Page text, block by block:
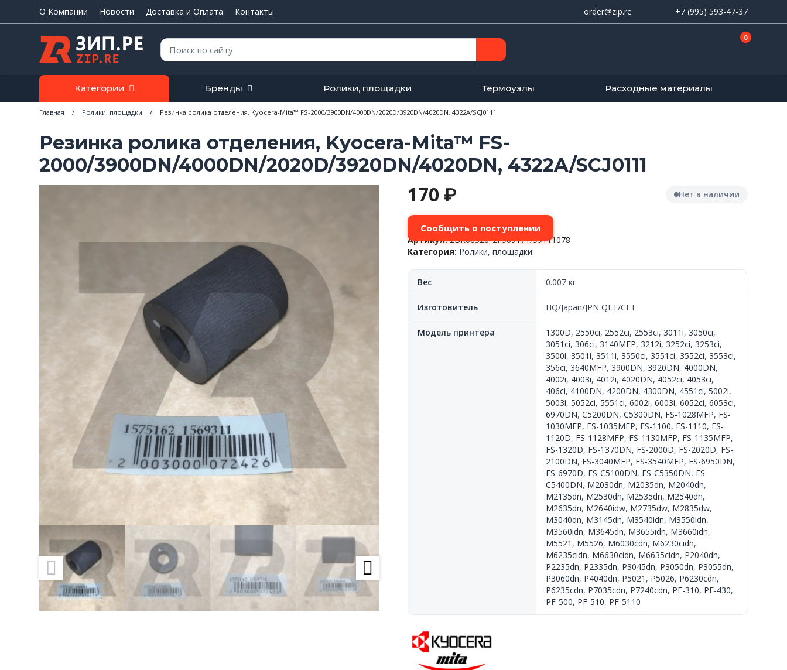
О Компании Новости Доставка и Оплата Контакты order@zip.re +7 (995) 593-47-37
Поиск: 0
Категории Бренды Ролики, площадки Термоузлы Расходные материалы
Главная / Ролики, площадки / Резинка ролика отделения, Kyocera-Mita™ FS-2000/3900DN/4000DN/2020D/3920DN/4020DN, 4322A/SCJ0111
Резинка ролика отделения, Kyocera-Mita™ FS-
2000/3900DN/4000DN/2020D/3920DN/4020DN, 4322A/SCJ0111
170₽ Нет в наличии
Сообщить о поступлении
Артикул:2BR06520_2F909171/99111078
Категория: Ролики, площадки
Вес 0.007 кг
Изготовитель HQ/Japan/JPN QLT/CET
Модель принтера 1300D, 2550ci, 2552ci, 2553ci,3011i,3050ci,
3051ci,306ci,3140MFP,3212i,3252ci,3253ci,
3500i,3501i,3511i,3550ci,3551ci,3552ci,3553ci,
356ci,3640MFP,3900DN,3920DN, 4000DN,
4002i, 4003i, 4012i, 4020DN, 4052ci, 4053ci,
406ci, 4100DN, 4200DN, 4300DN, 4551ci,5002i,
5003i,5052ci,5551ci,6002i,6003i,6052ci,6053ci,
6970DN,C5200DN,C5300DN, FS-1028MFP, FS-
1030MFP, FS-1035MFP, FS-1100, FS-1110, FS-
1120D, FS-1128MFP, FS-1130MFP, FS-1135MFP,
FS-1320D, FS-1370DN, FS-2000D, FS-2020D, FS-
2100DN, FS-3040MFP, FS-3540MFP, FS-6950DN,
FS-6970D, FS-C5100DN, FS-C5350DN, FS-
C5400DN, M2030dn, M2035dn, M2040dn,
M2135dn, M2530dn, M2535dn, M2540dn,
M2635dn, M2640idw, M2735dw, M2835dw,
M3040dn, M3145dn, M3540idn, M3550idn,
M3560idn, M3645dn, M3655idn, M3660idn,
M5521 , M5526, M6030cdn, M6230cidn,
M6235cidn, M6630cidn, M6635cidn, P2040dn,
P2235dn, P2335dn, P3045dn, P3050dn, P3055dn,
P3060dn, P4040dn, P5021 , P5026, P6230cdn,
P6235cdn, P7035cdn, P7240cdn, PF-310, PF-430,
PF-500, PF-510, PF-5110